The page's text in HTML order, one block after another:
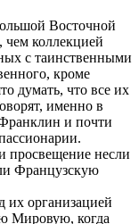
Восточной
коллекцией
с таинственными
кроме
думать, что все их
именно в
и почти
просвещение несли
Французскую
их организацией
Мировую, когда